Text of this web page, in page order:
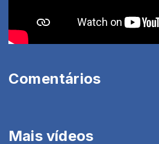
Mais vídeos
Comentários